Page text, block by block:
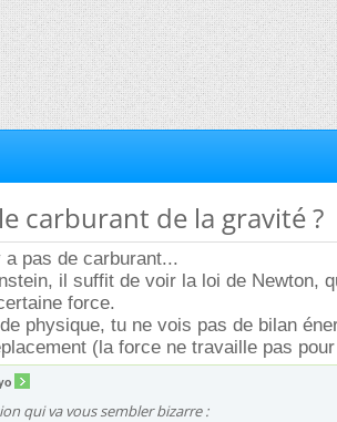
carburant de la gravité ?
pas de carburant...
il suffit de voir la loi de Newton,
force.
physique, tu ne vois pas de bilan
(la force ne travaille pas
qui va vous sembler bizarre :